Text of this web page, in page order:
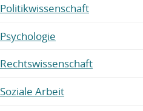
Politikwissenschaft
Psychologie
Rechtswissenschaft
Soziale Arbeit